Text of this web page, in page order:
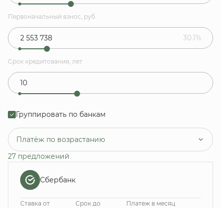
Первоначальный взнос, руб.
30.1%
Срок кредитования, лет
Группировать по банкам
Платёж по возрастанию
27 предложений
Сбербанк
Ставка от Срок до Платеж в месяц